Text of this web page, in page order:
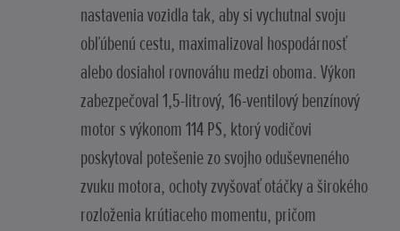
nastavenia vozidla tak, aby si vychutnal svoju
obľúbenú cestu, maximalizoval hospodárnosť
alebo dosiahol rovnováhu medzi oboma. Výkon
zabezpečoval 1,5-litrový, 16-ventilový benzínový
motor s výkonom 114 PS, ktorý vodičovi
poskytoval potešenie zo svojho oduševneného
zvuku motora, ochoty zvyšovať otáčky a širokého
rozloženia krútiaceho momentu, pričom